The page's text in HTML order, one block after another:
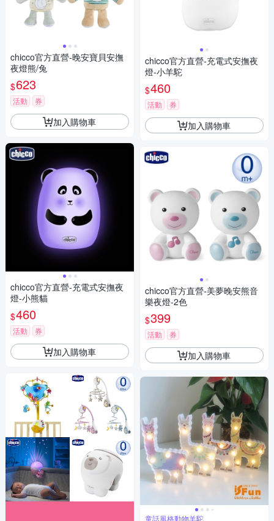
chicco官方直營-晚安寶貝安撫
夜燈熊/兔
$623
活動 券
加入購物車
chicco官方直營-充電式安撫夜
燈-小熊貓
$460
活動 券
加入購物車
chicco官方直營-充電式安撫夜
燈-小羊駝
$460
活動 券
加入購物車
chicco官方直營-美夢晚安熊音
樂夜燈-2色
$399
活動 券
加入購物車
童話風格動物羊駝